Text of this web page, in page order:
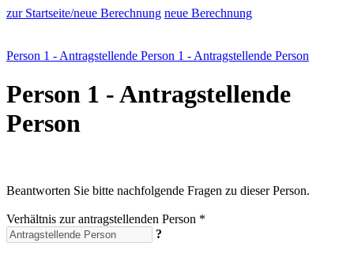
zur Startseite/neue Berechnung neue Berechnung
Person 1 - Antragstellende Person 1 - Antragstellende Person
Person 1 - Antragstellende
Person
Beantworten Sie bitte nachfolgende Fragen zu dieser Person.
Verhältnis zur antragstellenden Person *
?